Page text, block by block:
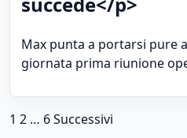
Max punta a portarsi pure
giornata prima riunione
Paginazione degli
1 2 … 6Successivi